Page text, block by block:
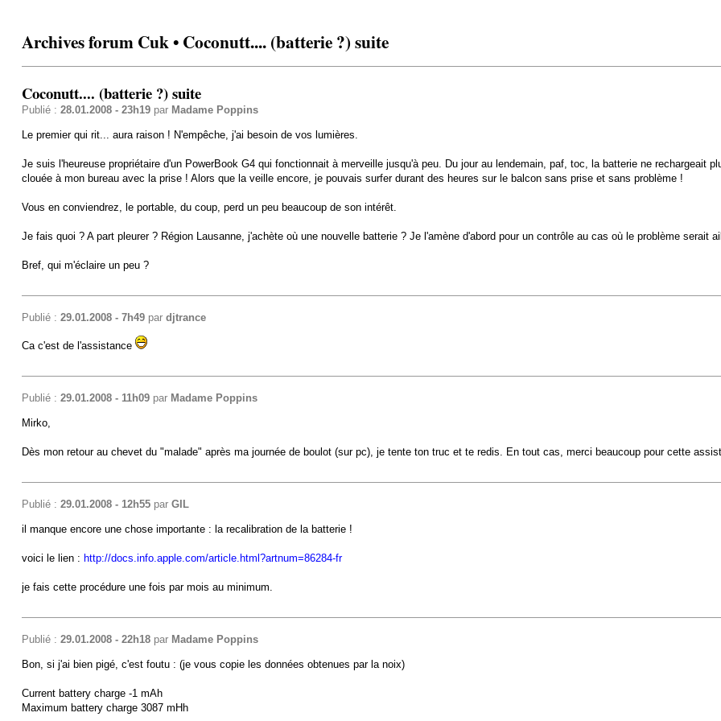
Archives forum Cuk • Coconutt.... (batterie ?) suite
Coconutt.... (batterie ?) suite
Publié : 28.01.2008 - 23h19par Madame Poppins
Le premier qui rit... aura raison ! N'empêche, j'ai besoin de vos lumières.
Je suis l'heureuse propriétaire d'un PowerBook G4 qui fonctionnait à merveille jusqu'à peu. Du jour au lendemain, paf, toc, la batterie ne rechargeait
clouée à mon bureau avec la prise ! Alors que la veille encore, je pouvais surfer durant des heures sur le balcon sans prise et sans problème !
Vous en conviendrez, le portable, du coup, perd un peu beaucoup de son intérêt.
Je fais quoi ? A part pleurer ? Région Lausanne, j'achète où une nouvelle batterie ? Je l'amène d'abord pour un contrôle au cas où le problème serait
Bref, qui m'éclaire un peu ?
Publié : 29.01.2008 - 7h49par djtrance
Ca c'est de l'assistance
Publié : 29.01.2008 - 11h09par Madame Poppins
Mirko,
Dès mon retour au chevet du "malade" après ma journée de boulot (sur pc), je tente ton truc et te redis. En tout cas, merci beaucoup pour cette
Publié : 29.01.2008 - 12h55par GIL
il manque encore une chose importante : la recalibration de la batterie !
voici le lien : http://docs.info.apple.com/article.html?artnum=86284-fr
je fais cette procédure une fois par mois au minimum.
Publié : 29.01.2008 - 22h18par Madame Poppins
Bon, si j'ai bien pigé, c'est foutu : (je vous copie les données obtenues par la noix)
Current battery charge -1 mAh
Maximum battery charge 3087 mHh